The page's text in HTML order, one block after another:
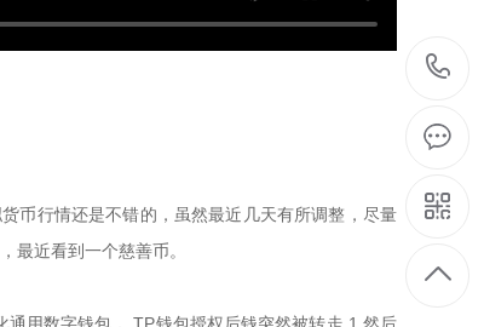
币行情还是不错的，虽然最近几天有所调整，尽量
最近看到一个慈善币。